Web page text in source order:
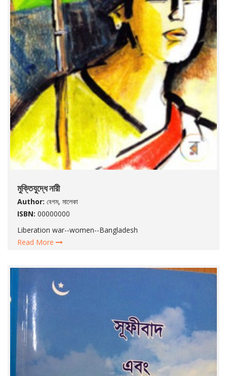
মুক্তিযুদ্ধে নারী
Author: বেগম, মালেকা
ISBN: 00000000
Liberation war--women--Bangladesh
Read More